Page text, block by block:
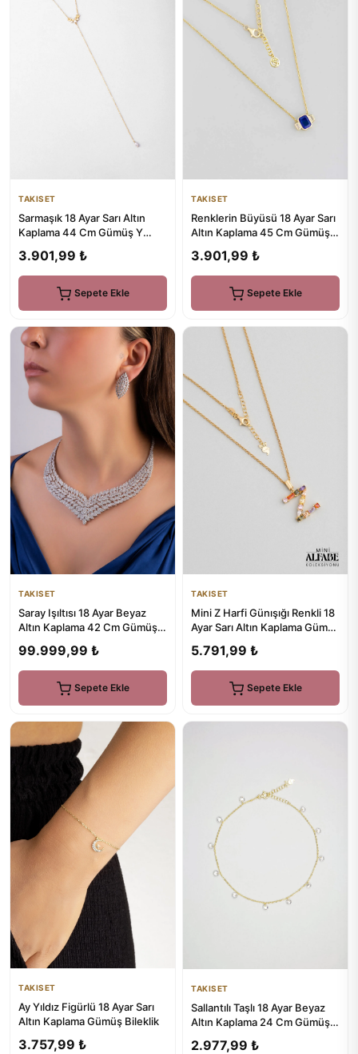
TAKISET
Sarmaşık 18 Ayar Sarı Altın
Kaplama 44 Cm Gümüş Y
3.901,99 ₺
Sepete Ekle
TAKISET
Renklerin Büyüsü 18 Ayar Sarı
Altın Kaplama 45 Cm Gümüş
3.901,99 ₺
Sepete Ekle
TAKISET
Saray Işıltısı 18 Ayar Beyaz
Altın Kaplama 42 Cm Gümüş
99.999,99 ₺
Sepete Ekle
TAKISET
Mini Z Harfi Günışığı Renkli 18
Ayar Sarı Altın Kaplama Gümüş
5.791,99 ₺
Sepete Ekle
TAKISET
Ay Yıldız Figürlü 18 Ayar Sarı
Altın Kaplama Gümüş Bileklik
3.757,99 ₺
TAKISET
Sallantılı Taşlı 18 Ayar Beyaz
Altın Kaplama 24 Cm Gümüş
2.977,99 ₺